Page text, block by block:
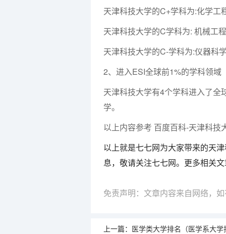
天津科技大学的C+学科为:化学工
天津科技大学的C学科为: 机械工
天津科技大学的C-学科为:仪器科
2、进入ESI全球前1%的学科领域
天津科技大学有4个学科进入了全
学。
以上内容参考 百度百科-天津科技
以上就是七七网为大家带来的天
息，敬请关注七七网。更多相关
免责声明：文章内容来自网络，
上一篇： 医学类大学排名（医学系大学